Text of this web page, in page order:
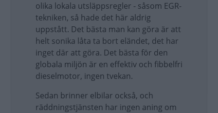
olika lokala utsläppsregler - såsom EGR-
tekniken, så hade det här aldrig
uppstått. Det bästa man kan göra är att
helt sonika låta ta bort eländet, det har
inget där att göra. Det bästa för den
globala miljön är en effektiv och fibbelfri
dieselmotor, ingen tvekan.
Sedan brinner elbilar också, och
räddningstjänsten har ingen aning om